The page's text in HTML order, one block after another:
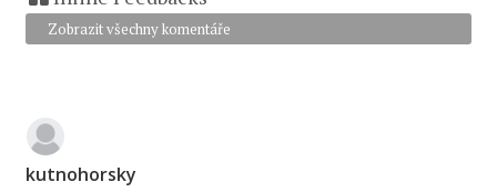
Zobrazit všechny komentáře
kutnohorsky